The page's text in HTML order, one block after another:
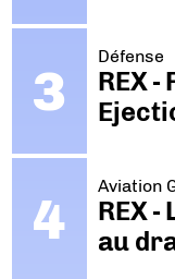
Défense
REX -
Aviation
REX
au